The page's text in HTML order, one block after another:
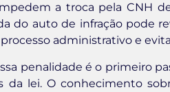
a troca pela CNH
do auto de infração pode
administrativo e
penalidade é o primeiro
da lei. O conhecimento